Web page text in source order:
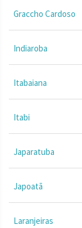
Graccho Cardoso
Indiaroba
Itabaiana
Itabi
Japaratuba
Japoatã
Laranjeiras